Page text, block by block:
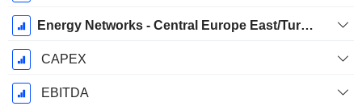
Energy Networks - Central Europe East/Turkey
CAPEX
EBITDA